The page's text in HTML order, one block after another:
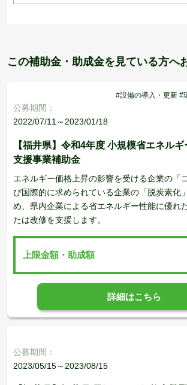
この補助金・助成金を見ている方へ
#設備の導入・更新 #
公募期間：
2022/07/11～2023/01/18
【福井県】令和4年度 小規模省エネル
支援事業補助金
エネルギー価格上昇の影響を受ける企業の「
び国際的に求められている企業の「脱炭素化
め、県内企業による省エネルギー性能に優れ
たは改修を支援します。
上限金額・助成額
詳細はこちら
公募期間：
2023/05/15～2023/08/15